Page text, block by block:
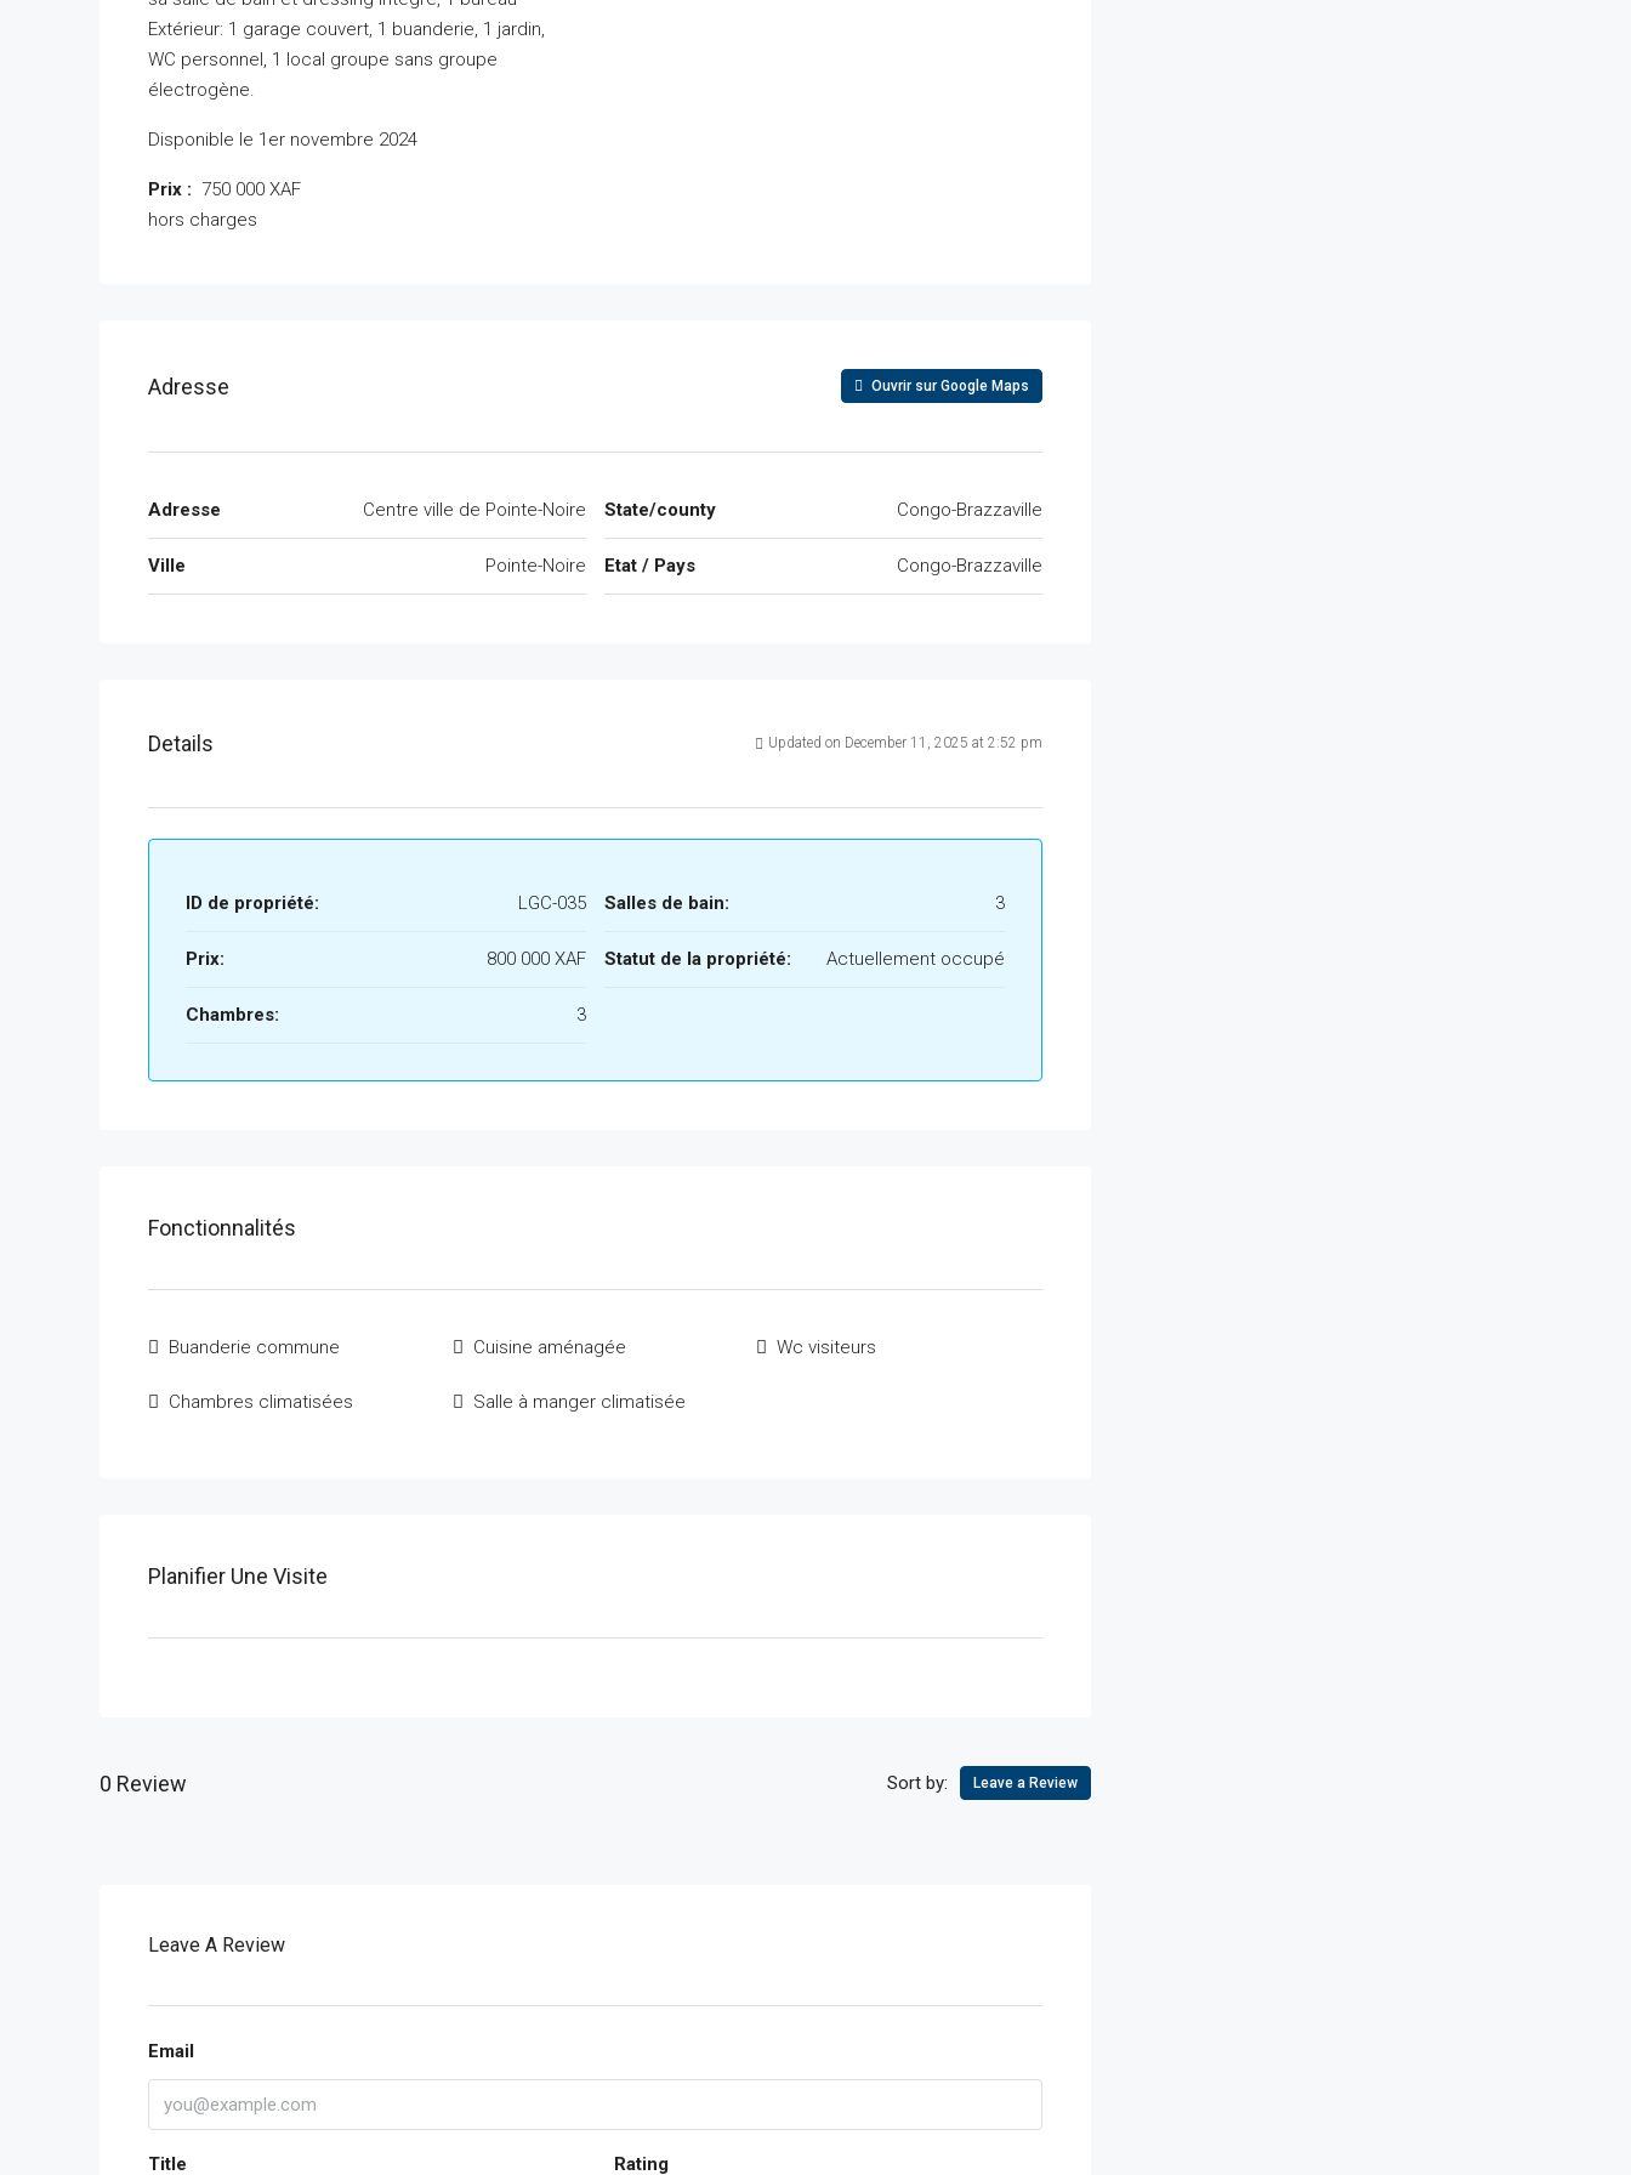
Extérieur: 1 garage couvert, 1 buanderie, 1 jardin,
WC personnel, 1 local groupe sans groupe
électrogène.
Disponible le 1er novembre 2024
Prix : 750 000 XAF
hors charges
Adresse Ouvrir sur Google Maps
Adresse Centre ville de Pointe-Noire
Ville Pointe-Noire
State/county Congo-Brazzaville
Etat / Pays Congo-Brazzaville
Details Updated on December 11, 2025 at 2:52 pm
ID de propriété: LGC-035
Prix: 800 000 XAF
Chambres: 3
Salles de bain: 3
Statut de la propriété: Actuellement occupé
Fonctionnalités
Buanderie commune
Chambres climatisées
Cuisine aménagée
Salle à manger climatisée
Wc visiteurs
Planifier Une Visite
0 Review Sort by: Leave a Review
Leave A Review
Email
Title Rating